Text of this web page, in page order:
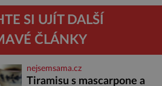
SI UJÍT DALŠÍ
ČLÁNKY
nejsemsama.cz
Tiramisu s mascarpone a